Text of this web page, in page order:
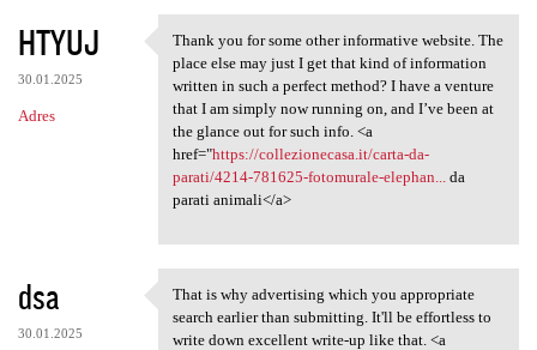
HTYUJ
30.01.2025
Adres
Thank you for some other
Thank you for some other informative website. The
place else may just I get that kind of information
written in such a perfect method? I have a venture
that I am simply now running on, and I’ve been at
the glance out for such info. <a
href="https://collezionecasa.it/carta-da-
parati/4214-781625-fotomurale-elephan...da
parati animali</a>
dsa
30.01.2025
That is why advertising which
That is why advertising which you appropriate
search earlier than submitting. It'll be effortless to
write down excellent write-up like that. <a